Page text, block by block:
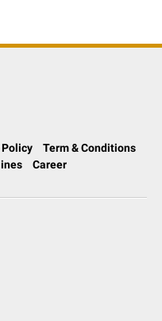
Policy
Term & Conditions
Career